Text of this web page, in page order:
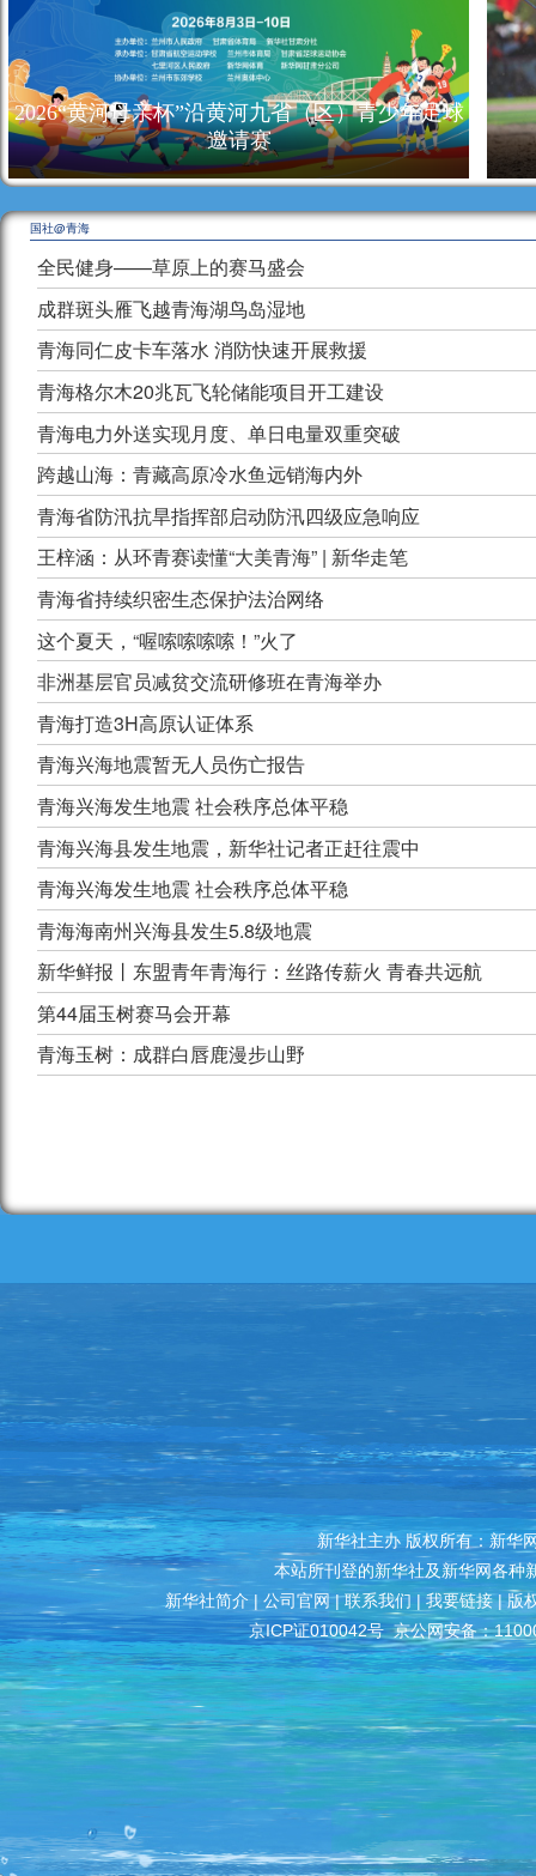
2026“黄河母亲杯”沿黄河九省（区）青少年足球
邀请赛
国社@青海
全民健身——草原上的赛马盛会
成群斑头雁飞越青海湖鸟岛湿地
青海同仁皮卡车落水 消防快速开展救援
青海格尔木20兆瓦飞轮储能项目开工建设
青海电力外送实现月度、单日电量双重突破
跨越山海：青藏高原冷水鱼远销海内外
青海省防汛抗旱指挥部启动防汛四级应急响应
王梓涵：从环青赛读懂“大美青海” | 新华走笔
青海省持续织密生态保护法治网络
这个夏天，“喔嗦嗦嗦嗦！”火了
非洲基层官员减贫交流研修班在青海举办
青海打造3H高原认证体系
青海兴海地震暂无人员伤亡报告
青海兴海发生地震 社会秩序总体平稳
青海兴海县发生地震，新华社记者正赶往震中
青海兴海发生地震 社会秩序总体平稳
青海海南州兴海县发生5.8级地震
新华鲜报丨东盟青年青海行：丝路传薪火 青春共远航
第44届玉树赛马会开幕
青海玉树：成群白唇鹿漫步山野
新华社主办 版权所有：新
本站所刊登的新华社及新华网各种
新华社简介 | 公司官网|联系我们 | 我要链接|版
京ICP证010042号 京公网安备：